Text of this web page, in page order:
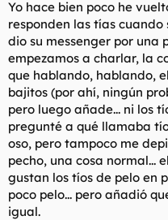
Yo hace bien poco he
responden las tías cuando
dio su messenger por una
empezamos a charlar, la
que hablando, hablando,
bajitos (por ahí, ningún
pero luego añade... ni los
pregunté a qué llamaba
oso, pero tampoco me
pecho, una cosa normal...
gustan los tíos de pelo en
poco pelo... pero añadió
igual.